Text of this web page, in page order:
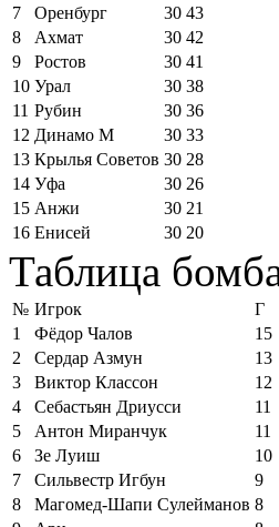
7
Оренбург 30 43
8
Ахмат 30 42
9
Ростов 30 41
10 Урал 30 38
11 Рубин 30 36
12 Динамо М 30 33
13 Крылья Советов 30 28
14 Уфа 30 26
15 Анжи 30 21
16 Енисей 30 20
Таблица
№ Игрок
Г
1
Фёдор Чалов
15
2
Сердар Азмун
13
3
Виктор Классон
12
4
Себастьян Дриусси
11
5
Антон Миранчук
11
6
Зе Луиш
10
7
Сильвестр Игбун
9
8
Магомед-Шапи Сулейманов 8